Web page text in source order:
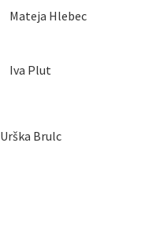
Mateja Hlebec
Iva Plut
Urška Brulc